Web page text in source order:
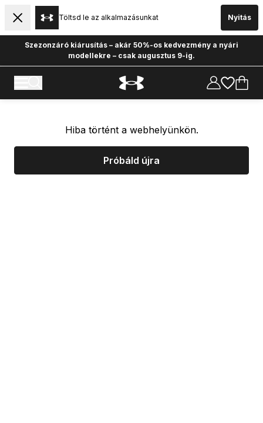
Töltsd le az alkalmazásunkat Nyitás
Szezonzáró kiárusítás – akár 50%-os kedvezmény a nyári
modellekre – csak augusztus 9-ig.
Hiba történt a webhelyünkön.
Próbáld újra